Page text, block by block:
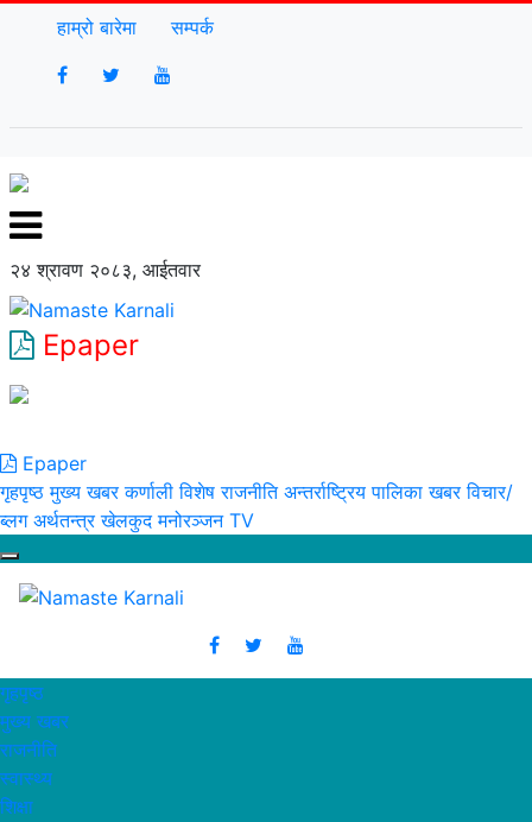
हाम्रो बारेमा सम्पर्क
२४ श्रावण २०८३, आईतवार
Epaper
Epaper
गृहपृष्ठ मुख्य खबर कर्णाली विशेष राजनीति अन्तर्राष्ट्रिय पालिका खबर विचार/
ब्लग अर्थतन्त्र खेलकुद मनोरञ्जन TV
गृहपृष्ठ
मुख्य खबर
राजनीति
स्वास्थ्य
शिक्षा